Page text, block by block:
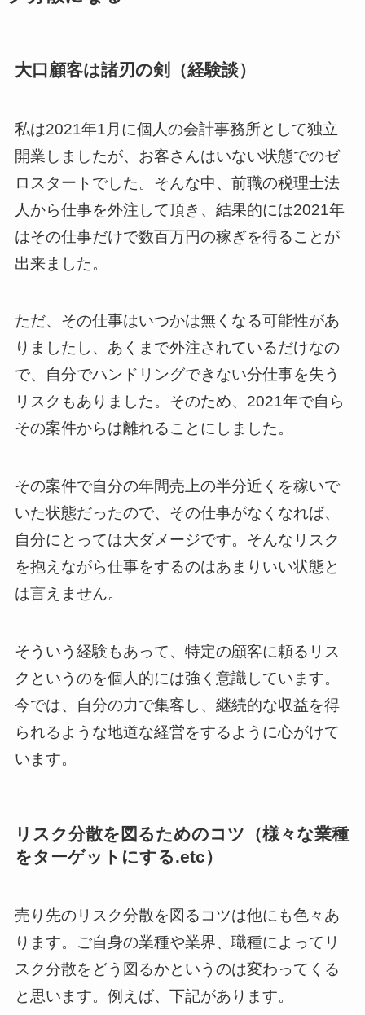
大口顧客は諸刃の剣（経験談）
私は2021年1月に個人の会計事務所として独立
開業しましたが、お客さんはいない状態でのゼ
ロスタートでした。そんな中、前職の税理士法
人から仕事を外注して頂き、結果的には2021年
はその仕事だけで数百万円の稼ぎを得ることが
出来ました。
ただ、その仕事はいつかは無くなる可能性があ
りましたし、あくまで外注されているだけなの
で、自分でハンドリングできない分仕事を失う
リスクもありました。そのため、2021年で自ら
その案件からは離れることにしました。
その案件で自分の年間売上の半分近くを稼いで
いた状態だったので、その仕事がなくなれば、
自分にとっては大ダメージです。そんなリスク
を抱えながら仕事をするのはあまりいい状態と
は言えません。
そういう経験もあって、特定の顧客に頼るリス
クというのを個人的には強く意識しています。
今では、自分の力で集客し、継続的な収益を得
られるような地道な経営をするように心がけて
います。
リスク分散を図るためのコツ（様々な業種
をターゲットにする.etc）
売り先のリスク分散を図るコツは他にも色々あ
ります。ご自身の業種や業界、職種によってリ
スク分散をどう図るかというのは変わってくる
と思います。例えば、下記があります。